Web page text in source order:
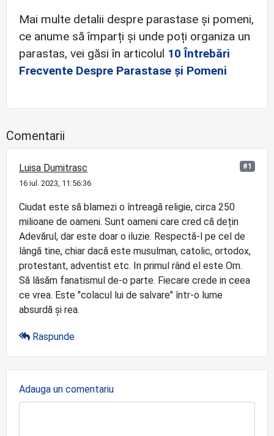
Mai multe detalii despre parastase și pomeni,
ce anume să împarți și unde poți organiza un
parastas, vei găsi în articolul 10 Întrebări
Frecvente Despre Parastase și Pomeni
Comentarii
#1
Luisa Dumitrasc
16 iul. 2023, 11:56:36
Ciudat este să blamezi o întreagă religie, circa 250
milioane de oameni. Sunt oameni care cred că dețin
Adevărul, dar este doar o iluzie. Respectă-l pe cel de
lângă tine, chiar dacă este musulman, catolic, ortodox,
protestant, adventist etc. In primul rând el este Om.
Să lăsăm fanatismul de-o parte. Fiecare crede in ceea
ce vrea. Este "colacul lui de salvare" într-o lume
absurdă și rea.
Raspunde
Adauga un comentariu